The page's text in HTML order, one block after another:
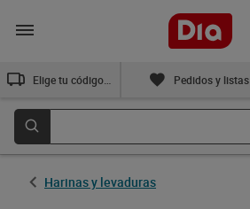
Pedidos y listas
Harinas y levaduras